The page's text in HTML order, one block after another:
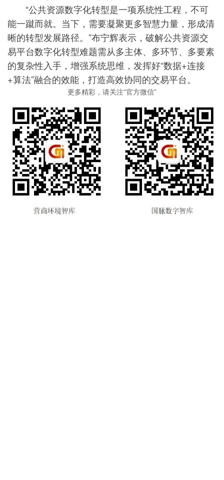
“公共资源数字化转型是一项系统性工程，不可
能一蹴而就。当下，需要凝聚更多智慧力量，形成清
晰的转型发展路径。”布宁辉表示，破解公共资源交
易平台数字化转型难题需从多主体、多环节、多要素
的复杂性入手，增强系统思维，发挥好“数据+连接
+算法”融合的效能，打造高效协同的交易平台。
更多精彩，请关注“官方微信”